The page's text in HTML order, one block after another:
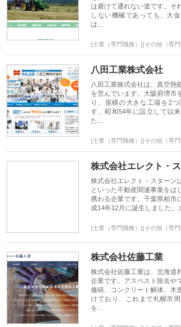
は避けて通れない道です。そ
しない機械であっても、大
は…
[士業（専門職種）][その他（専
八田工業株式会社
八田工業株式会社は、真空熱
を営んでいます。大阪府堺市
り、規模の大きな工場を2
す。昭和54年に設立して以
た…
[士業（専門職種）][その他（専
株式会社エレクト・
株式会社エレクト・スターン
といった不動産関連事業をは
携わる企業です。千葉県柏市
成14年12月に誕生しました。
[士業（専門職種）][その他（専
株式会社佐藤工業
株式会社佐藤工業は、北海道
企業です。アスベスト除去や
修繕、コンクリート解体、木
けており、これまで札幌市
を…